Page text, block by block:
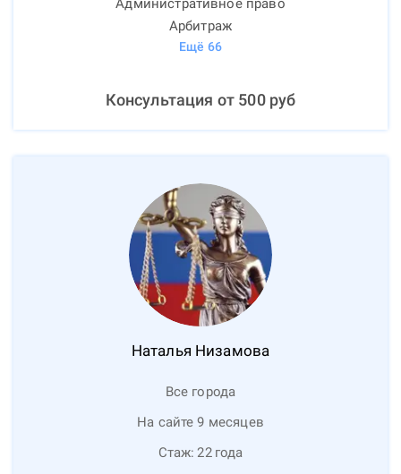
Административное право
Арбитраж
Ещё 66
Консультация от 500руб
Наталья Низамова
Все города
На сайте 9 месяцев
Стаж: 22 года